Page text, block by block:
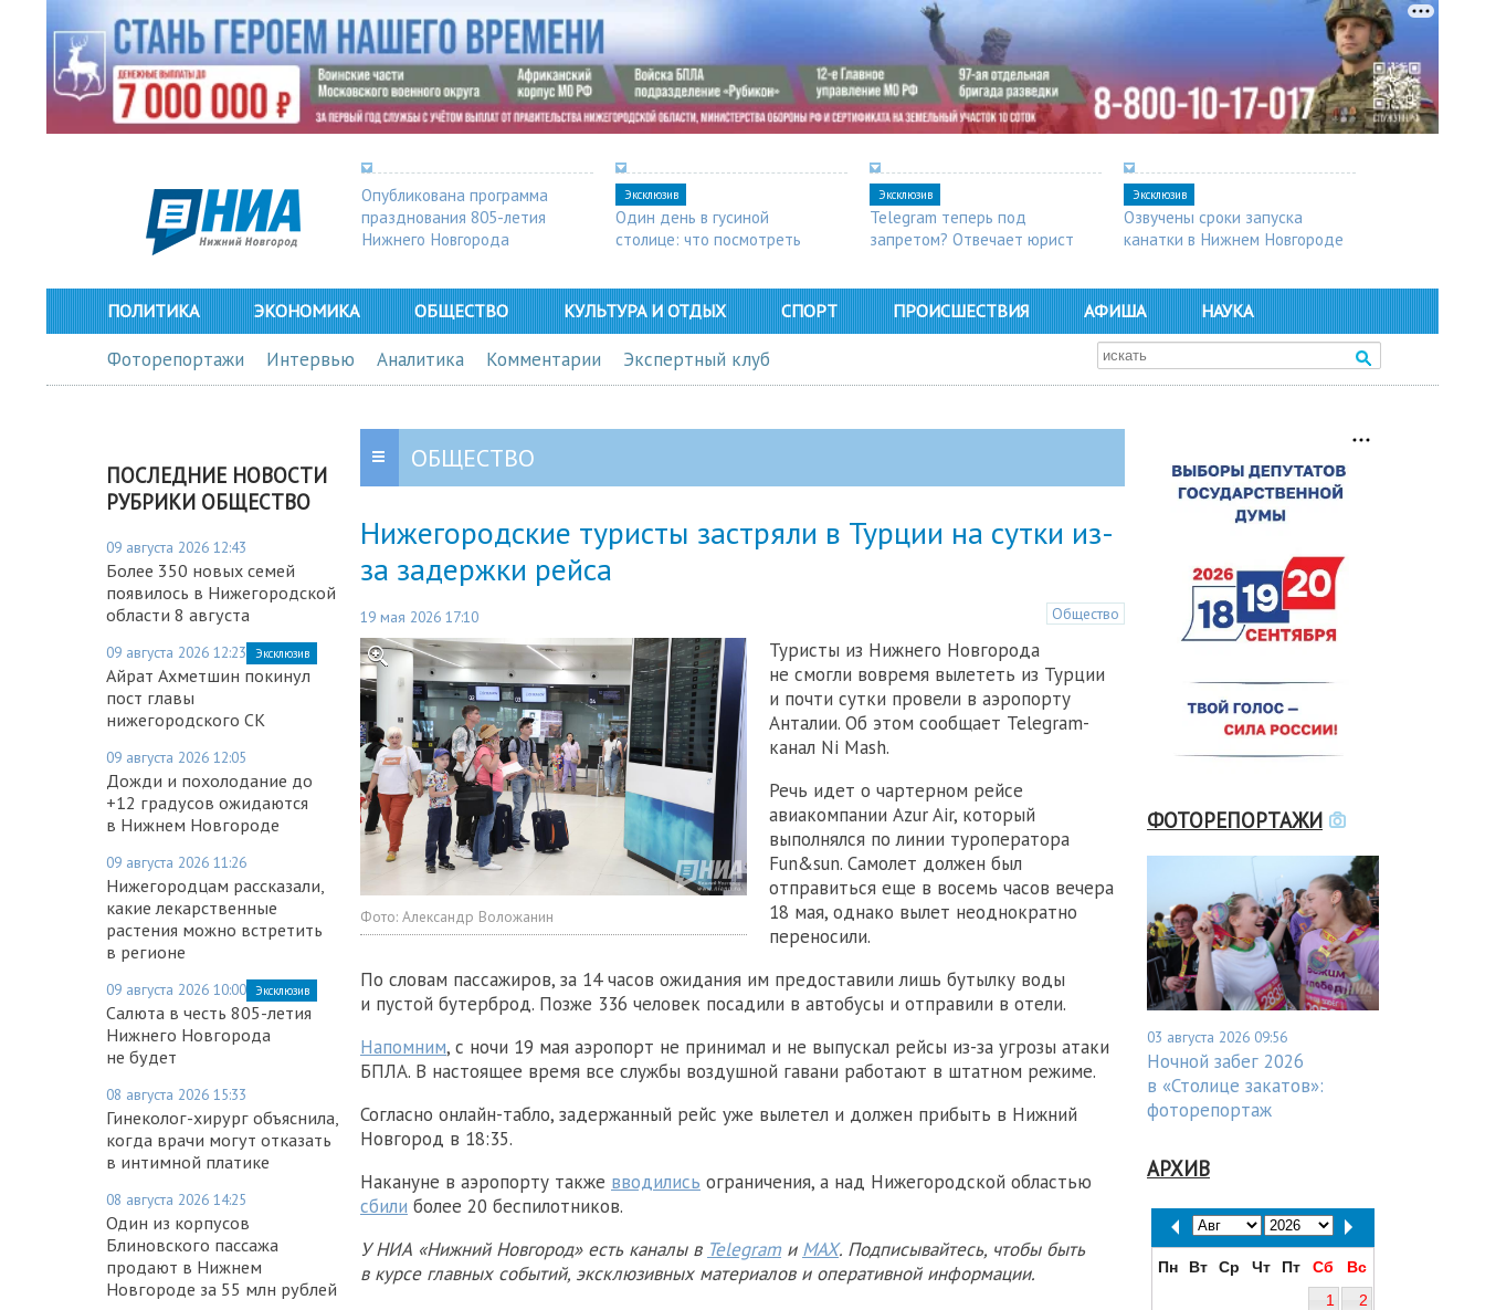
Опубликована программа
празднования 805-летия
Нижнего Новгорода
Эксклюзив
Один день в гусиной
столице: что посмотреть
Эксклюзив
Telegram теперь под
запретом? Отвечает юрист
Эксклюзив
Озвучены сроки запуска
канатки в Нижнем Новгороде
ПОЛИТИКА ЭКОНОМИКА ОБЩЕСТВО КУЛЬТУРА И ОТДЫХ СПОРТ ПРОИСШЕСТВИЯ АФИША НАУКА
Фоторепортажи Интервью Аналитика Комментарии Экспертный клуб
ПОСЛЕДНИЕ НОВОСТИ
РУБРИКИ ОБЩЕСТВО
09 августа 2026 12:43
Более 350 новых семей
появилось в Нижегородской
области 8 августа
09 августа 2026 12:23 Эксклюзив
Айрат Ахметшин покинул
пост главы
нижегородского СК
09 августа 2026 12:05
Дожди и похолодание до
+12 градусов ожидаются
в Нижнем Новгороде
09 августа 2026 11:26
Нижегородцам рассказали,
какие лекарственные
растения можно встретить
в регионе
09 августа 2026 10:00 Эксклюзив
Салюта в честь 805-летия
Нижнего Новгорода
не будет
08 августа 2026 15:33
Гинеколог-хирург объяснила,
когда врачи могут отказать
в интимной платике
08 августа 2026 14:25
Один из корпусов
Блиновского пассажа
продают в Нижнем
Новгороде за 55 млн рублей
ОБЩЕСТВО
Нижегородские туристы застряли в Турции на сутки из-
за задержки рейса
19 мая 2026 17:10 Общество
Фото: Александр Воложанин
Туристы из Нижнего Новгорода
не смогли вовремя вылететь из Турции
и почти сутки провели в аэропорту
Анталии. Об этом сообщает Telegram-
канал Ni Mash.
Речь идет о чартерном рейсе
авиакомпании Azur Air, который
выполнялся по линии туроператора
Fun&sun. Самолет должен был
отправиться еще в восемь часов вечера
18 мая, однако вылет неоднократно
переносили.
По словам пассажиров, за 14 часов ожидания им предоставили лишь бутылку воды
и пустой бутерброд. Позже 336 человек посадили в автобусы и отправили в отели.
Напомним, с ночи 19 мая аэропорт не принимал и не выпускал рейсы из-за угрозы атаки
БПЛА. В настоящее время все службы воздушной гавани работают в штатном режиме.
Согласно онлайн-табло, задержанный рейс уже вылетел и должен прибыть в Нижний
Новгород в 18:35.
Накануне в аэропорту также вводились ограничения, а над Нижегородской областью
сбили более 20 беспилотников.
У НИА «Нижний Новгород» есть каналы в Telegram и MAX. Подписывайтесь, чтобы быть
в курсе главных событий, эксклюзивных материалов и оперативной информации.
ФОТОРЕПОРТАЖИ
03 августа 2026 09:56
Ночной забег 2026
в «Столице закатов»:
фоторепортаж
АРХИВ
Пн Вт Ср Чт Пт Сб
Вс
1
2